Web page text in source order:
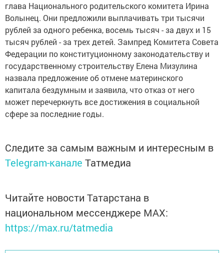
глава Национального родительского комитета Ирина
Волынец. Они предложили выплачивать три тысячи
рублей за одного ребенка, восемь тысяч - за двух и 15
тысяч рублей - за трех детей. Зампред Комитета Совета
Федерации по конституционному законодательству и
государственному строительству Елена Мизулина
назвала предложение об отмене материнского
капитала бездумным и заявила, что отказ от него
может перечеркнуть все достижения в социальной
сфере за последние годы.
Следите за самым важным и интересным в
Telegram-канале Татмедиа
Читайте новости Татарстана в
национальном мессенджере MАХ:
https://max.ru/tatmedia